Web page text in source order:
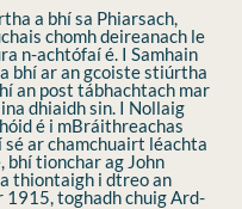
a bhí sa Phiarsach,
chomh deireanach le
n-achtófaí é. I Samhain
bhí ar an gcoiste stiúrtha
an post tábhachtach mar
dhiaidh sin. I Nollaig
é i mBráithreachas
sé ar chamchuairt léachta
bhí tionchar ag John
thiontaigh i dtreo an
1915, toghadh chuig Ard-